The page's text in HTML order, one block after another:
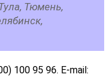
Тюмень,
100 95 96. E-mail: